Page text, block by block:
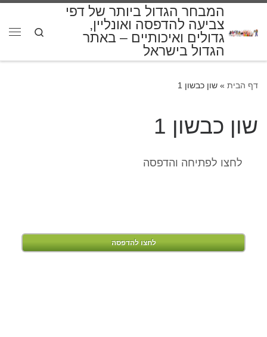
המבחר הגדול ביותר של דפי
צביעה להדפסה ואונליין,
גדולים ואיכותיים – באתר
הגדול בישראל
Search
דף הבית » שון כבשון 1
שון כבשון 1
לחצו לפתיחה והדפסה
לחצו להדפסה